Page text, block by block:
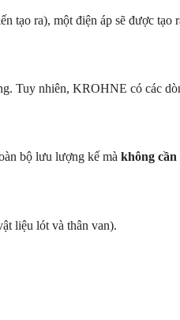
tạo ra), một điện áp sẽ được
Tuy nhiên, KROHNE có các
bộ lưu lượng kế mà không
liệu lót và thân van).